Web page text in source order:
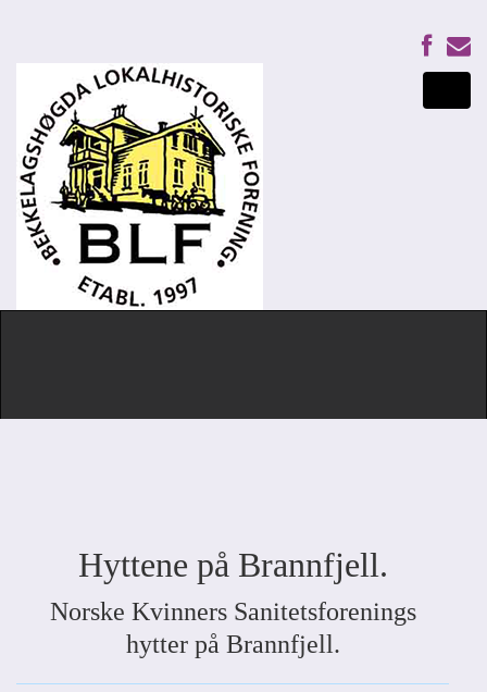
Hyttene på Brannfjell.
Norske Kvinners Sanitetsforenings
hytter på Brannfjell.